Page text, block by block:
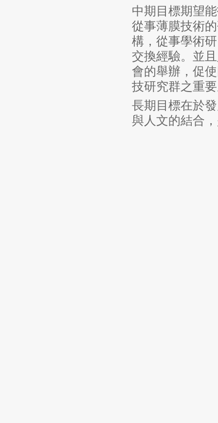
中期目標期望
從事薄膜技術
構，從事學術
交換經驗。並
會的舉辦，促
技研究群之重
長期目標在於
與人文的結合